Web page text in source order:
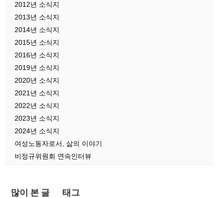
2012년 소식지
2013년 소식지
2014년 소식지
2015년 소식지
2016년 소식지
2019년 소식지
2020년 소식지
2021년 소식지
2022년 소식지
2023년 소식지
2024년 소식지
여성노동자로서, 삶의 이야기
비정규위원회 연속인터뷰
많이 본 글 태그